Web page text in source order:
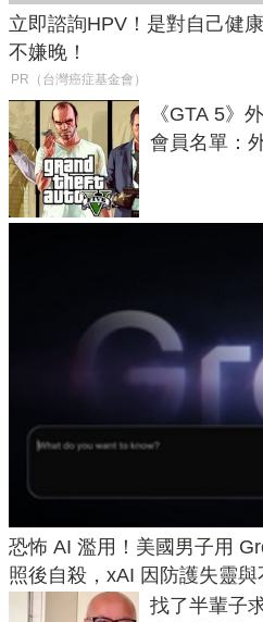
立即諮詢HPV！是對自己健
不嫌晚！
PR（台灣癌症基金會）
《GTA 5》
會員名單：
恐怖 AI 濫用！美國男子用
照後自殺，xAI 因防護失靈
找了半輩子